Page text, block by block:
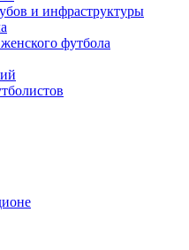
и инфраструктуры
футбола